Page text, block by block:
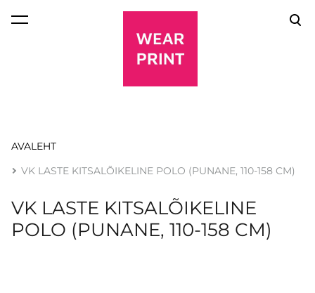
lisati ostukorvi.
AVALEHT
VK LASTE KITSALÕIKELINE POLO (PUNANE, 110-158 CM)
VK LASTE KITSALÕIKELINE
POLO (PUNANE, 110-158 CM)